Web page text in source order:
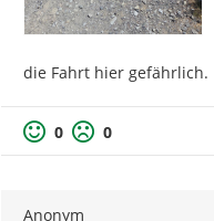
die Fahrt hier gefährlich.
0 0
Anonym